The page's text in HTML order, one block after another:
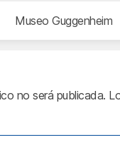
Museo Guggenheim
no será publicada.